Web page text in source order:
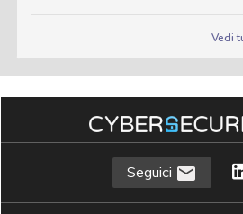
Vedi
Seguici